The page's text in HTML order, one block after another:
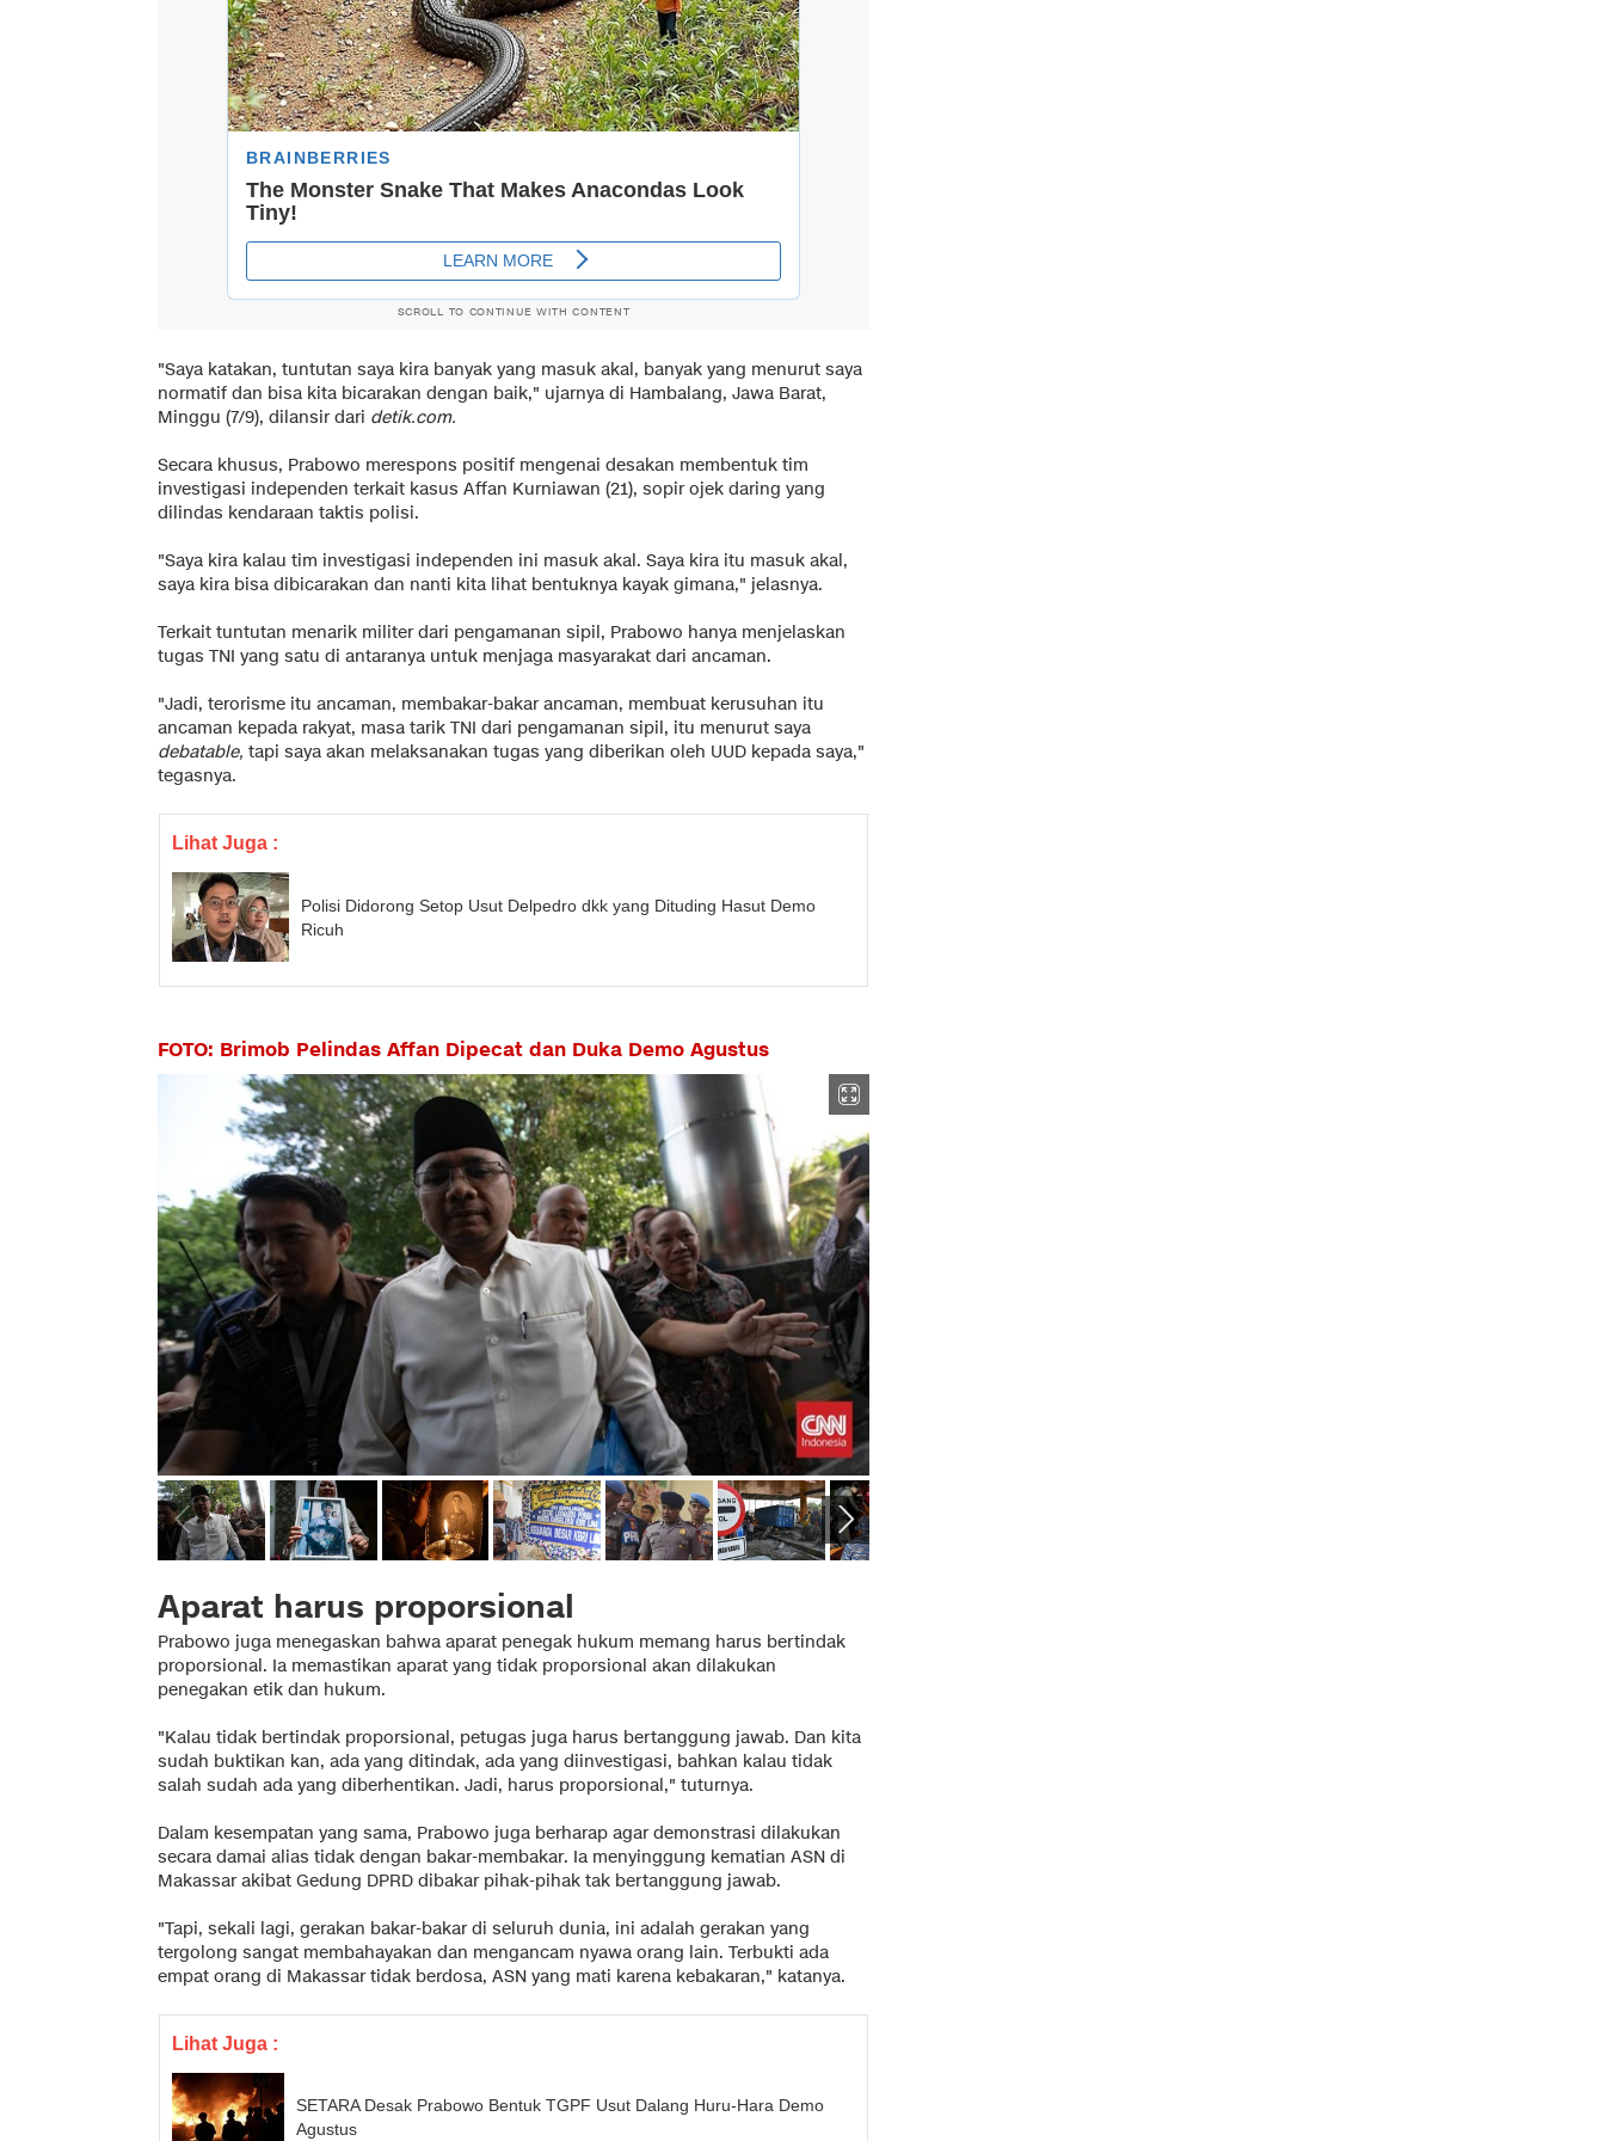
SCROLL TO CONTINUE WITH CONTENT
"Saya katakan, tuntutan saya kira banyak yang masuk akal, banyak yang menurut saya
normatif dan bisa kita bicarakan dengan baik," ujarnya di Hambalang, Jawa Barat,
Minggu (7/9), dilansir dari detik.com.
Secara khusus, Prabowo merespons positif mengenai desakan membentuk tim
investigasi independen terkait kasus Affan Kurniawan (21), sopir ojek daring yang
dilindas kendaraan taktis polisi.
"Saya kira kalau tim investigasi independen ini masuk akal. Saya kira itu masuk akal,
saya kira bisa dibicarakan dan nanti kita lihat bentuknya kayak gimana," jelasnya.
Terkait tuntutan menarik militer dari pengamanan sipil, Prabowo hanya menjelaskan
tugas TNI yang satu di antaranya untuk menjaga masyarakat dari ancaman.
"Jadi, terorisme itu ancaman, membakar-bakar ancaman, membuat kerusuhan itu
ancaman kepada rakyat, masa tarik TNI dari pengamanan sipil, itu menurut saya
debatable, tapi saya akan melaksanakan tugas yang diberikan oleh UUD kepada saya,"
tegasnya.
Lihat Juga :
Polisi Didorong Setop Usut Delpedro dkk yang Dituding Hasut Demo
Ricuh
FOTO: Brimob Pelindas Affan Dipecat dan Duka Demo Agustus
Aparat harus proporsional
Prabowo juga menegaskan bahwa aparat penegak hukum memang harus bertindak
proporsional. Ia memastikan aparat yang tidak proporsional akan dilakukan
penegakan etik dan hukum.
"Kalau tidak bertindak proporsional, petugas juga harus bertanggung jawab. Dan kita
sudah buktikan kan, ada yang ditindak, ada yang diinvestigasi, bahkan kalau tidak
salah sudah ada yang diberhentikan. Jadi, harus proporsional," tuturnya.
Dalam kesempatan yang sama, Prabowo juga berharap agar demonstrasi dilakukan
secara damai alias tidak dengan bakar-membakar. Ia menyinggung kematian ASN di
Makassar akibat Gedung DPRD dibakar pihak-pihak tak bertanggung jawab.
"Tapi, sekali lagi, gerakan bakar-bakar di seluruh dunia, ini adalah gerakan yang
tergolong sangat membahayakan dan mengancam nyawa orang lain. Terbukti ada
empat orang di Makassar tidak berdosa, ASN yang mati karena kebakaran," katanya.
Lihat Juga :
SETARA Desak Prabowo Bentuk TGPF Usut Dalang Huru-Hara Demo
Agustus